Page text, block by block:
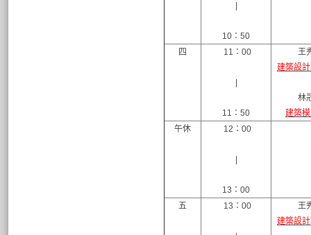
10：50
四 11：00
11：50
王
建築設
林
建築
午休
12：00
13：00
五
13：00
王
建築設